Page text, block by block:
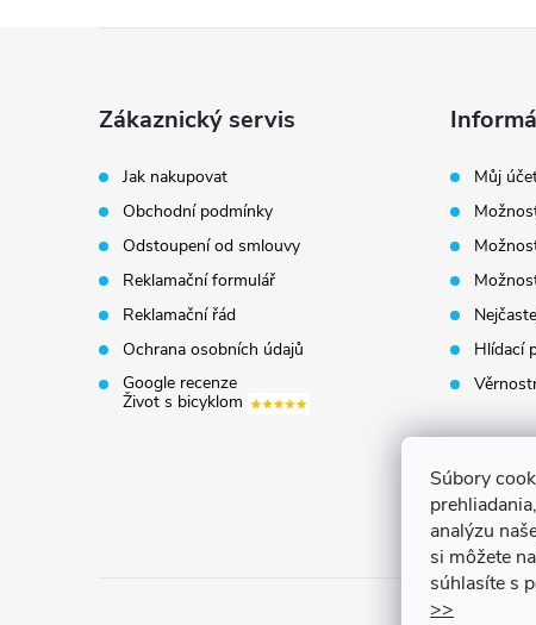
Súbory
analýzu
si môžete
súhlasíte s
>>
Zákaznický servis
Jak nakupovat
Obchodní podmínky
Odstoupení od smlouvy
Reklamační formulář
Reklamační řád
Ochrana osobních údajů
Google recenze
Život s bicyklom
Můj
Hlídací